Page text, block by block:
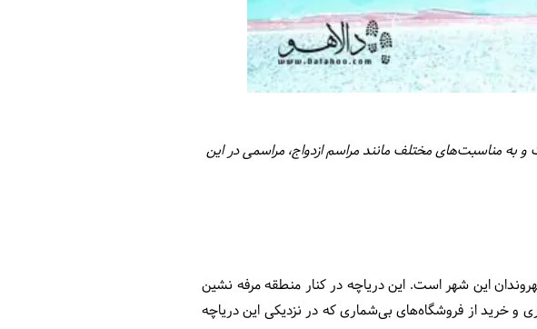
و به مناسبت‌های مختلف مانند مراسم ازدواج، مراسمی در این
این شهر است. این دریاچه در کنار منطقه‌ مرفه نشین
و خرید از فروشگاه‌های بی‌شماری که در نزدیکی این دریاچه